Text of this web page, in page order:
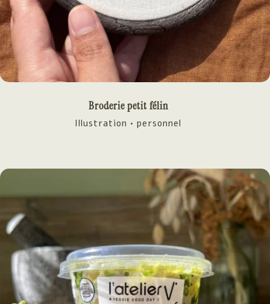
Broderie petit félin
Illustration • personnel